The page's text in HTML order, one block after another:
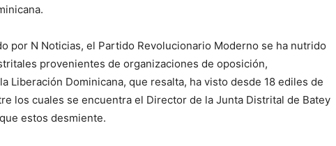
por N Noticias, el Partido Revolucionario Moderno se ha nutrido
provenientes de organizaciones de oposición,
Liberación Dominicana, que resalta, ha visto desde 18 ediles de
los cuales se encuentra el Director de la Junta Distrital de Batey
estos desmiente.